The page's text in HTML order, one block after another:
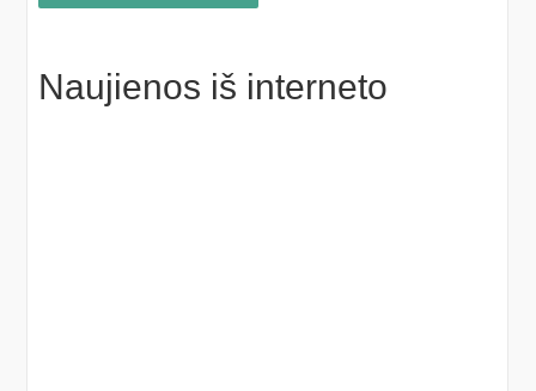
Naujienos iš interneto